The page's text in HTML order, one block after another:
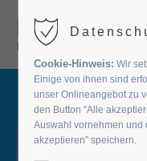
Cookie-Hinweis: Wir
Einige von ihnen sind
unser Onlineangebot zu
den Button “Alle
Auswahl vornehmen und
akzeptieren” speichern.